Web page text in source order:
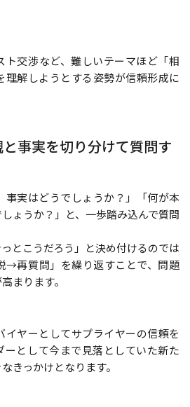
ト交渉など、難しいテーマほど「相
理解しようとする姿勢が信頼形成に
事実を切り分けて質問す
事実はどうでしょうか？」「何が本
ょうか？」と、一歩踏み込んで質問
とこうだろう」と決め付けるのでは
→再質問」を繰り返すことで、問題
まります。
イヤーとしてサプライヤーの信頼を
ーとして今まで見落としていた新た
きっかけとなります。